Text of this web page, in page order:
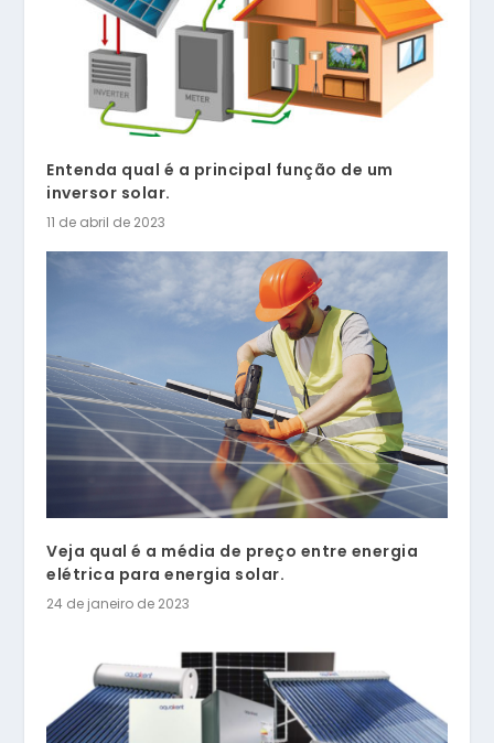
Entenda qual é a principal função de um
inversor solar.
11 de abril de 2023
Veja qual é a média de preço entre energia
elétrica para energia solar.
24 de janeiro de 2023